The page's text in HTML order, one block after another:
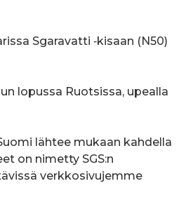
Sgaravatti ‑kisaan (N50)
lopussa Ruotsissa, upealla
lähtee mukaan kahdella
on nimetty SGS:n
verkkosivujemme